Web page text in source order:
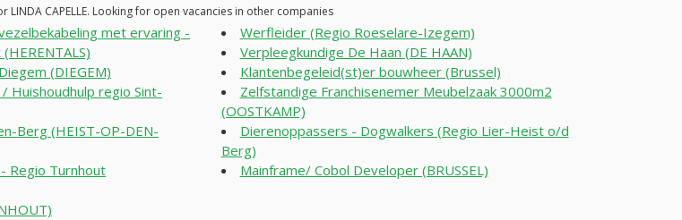
CAPELLE. Looking for open vacancies in other companies
met ervaring -
(DIEGEM)
Huishoudhulp regio Sint-
Berg (HEIST-OP-DEN-
Regio Turnhout
Werfleider (Regio Roeselare-Izegem)
Verpleegkundige De Haan (DE HAAN)
Klantenbegeleid(st)er bouwheer (Brussel)
Zelfstandige Franchisenemer Meubelzaak 3000m2
(OOSTKAMP)
Dierenoppassers - Dogwalkers (Regio Lier-Heist o/d
Berg)
Mainframe/ Cobol Developer (BRUSSEL)